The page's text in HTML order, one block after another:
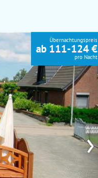
›
Übernachtungspreis
ab 111-124 €
pro Nacht